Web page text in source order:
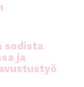
sodista
ja